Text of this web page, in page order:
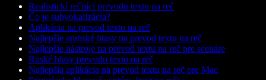
Realistickí rečníci prevodu textu na reč
Čo je subvokalizácia?
Aplikácia na prevod textu na reč
Najlepšie arabské hlasy na prevod textu na reč
Najlepšie nástroje na prevod textu na reč pre scenáre
Ruské hlasy prevodu textu na reč
Najlepšia aplikácia na prevod textu na reč pre Mac